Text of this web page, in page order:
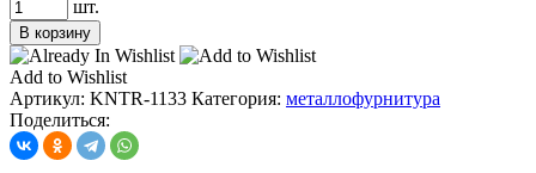
Количество
товара
кнопка
трикотажная
9,5
мм,
кольцо,
эмаль,
шт.
В корзину
Add to Wishlist
Артикул: KNTR-1133 Категория: металлофурнитура
Поделиться: